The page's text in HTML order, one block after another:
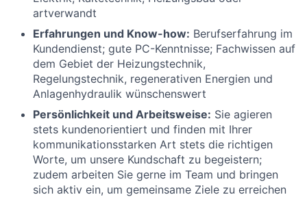
artverwandt
Erfahrungen und Know-how: Berufserfahrung im
Kundendienst; gute PC-Kenntnisse; Fachwissen auf
dem Gebiet der Heizungstechnik,
Regelungstechnik, regenerativen Energien und
Anlagenhydraulik wünschenswert
Persönlichkeit und Arbeitsweise: Sie agieren
stets kundenorientiert und finden mit Ihrer
kommunikationsstarken Art stets die richtigen
Worte, um unsere Kundschaft zu begeistern;
zudem arbeiten Sie gerne im Team und bringen
sich aktiv ein, um gemeinsame Ziele zu erreichen